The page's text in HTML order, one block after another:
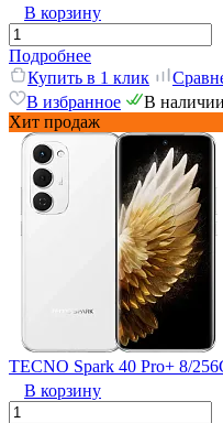
В корзину
Подробнее
Купить в 1 клик
В избранное
В наличии
Хит продаж
TECNO Spark 40 Pro+ 8/
В корзину